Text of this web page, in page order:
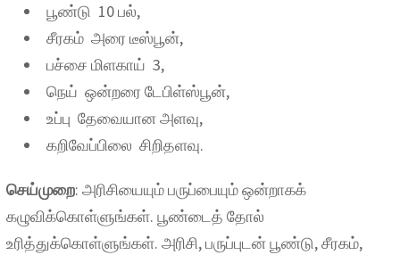
பூண்டு 10 பல்,
சீரகம் அரை டீஸ்பூன்,
பச்சை மிளகாய் 3,
நெய் ஒன்றரை டேபிள்ஸ்பூன்,
உப்பு தேவையான அளவு,
கறிவேப்பிலை சிறிதளவு.
செய்முறை: அரிசியையும் பருப்பையும் ஒன்றாகக்
கழுவிக்கொள்ளுங்கள். பூண்டைத் தோல்
உரித்துக்கொள்ளுங்கள். அரிசி, பருப்புடன் பூண்டு, சீரகம்,